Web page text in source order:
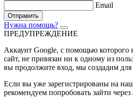
Email
Отправить
Нужна помощь?
ПРЕДУПРЕЖДЕНИЕ
Аккаунт Google, с помощью которого
сайт, не привязан ни к одному из пользователей сайта. Если
вы продолжите вход, мы создадим
Если вы уже зарегистрированы на
рекомендуем попробовать зайти через